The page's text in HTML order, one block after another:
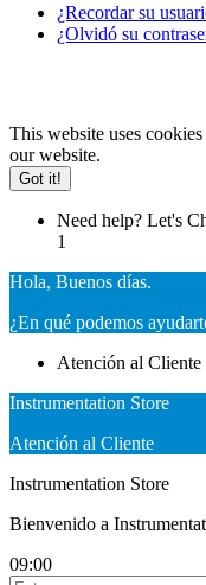
¿Recordar su
¿Olvidó su
This website uses
our website.
Got it!
Need help? Let's
1
Hola, Buenos días.
¿En qué podemos
Atención al Cliente
Instrumentation Store
Atención al Cliente
Instrumentation Store
Bienvenido a
09:00